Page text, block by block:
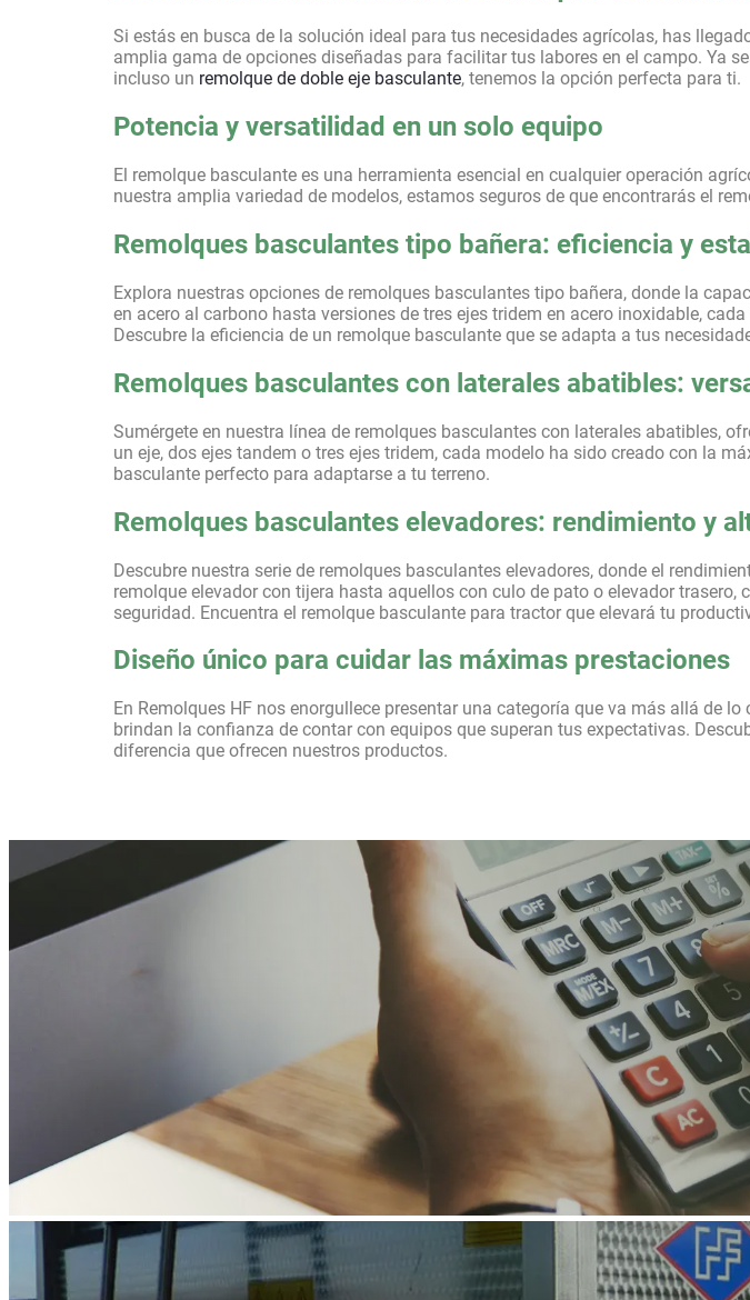
Si estás en busca de la solución ideal para tus necesidades agrícolas, has
amplia gama de opciones diseñadas para facilitar tus labores en el campo. Ya
incluso un remolque de doble eje basculante, tenemos la opción perfecta para ti.
Potencia y versatilidad en un solo equipo
El remolque basculante es una herramienta esencial en cualquier operación
nuestra amplia variedad de modelos, estamos seguros de que encontrarás el
Remolques basculantes tipo bañera: eficiencia y
Explora nuestras opciones de remolques basculantes tipo bañera, donde la
en acero al carbono hasta versiones de tres ejes tridem en acero inoxidable,
Descubre la eficiencia de un remolque basculante que se adapta a tus
Remolques basculantes con laterales abatibles:
Sumérgete en nuestra línea de remolques basculantes con laterales abatibles,
un eje, dos ejes tandem o tres ejes tridem, cada modelo ha sido creado con la
basculante perfecto para adaptarse a tu terreno.
Remolques basculantes elevadores: rendimiento y
Descubre nuestra serie de remolques basculantes elevadores, donde el
remolque elevador con tijera hasta aquellos con culo de pato o elevador
seguridad. Encuentra el remolque basculante para tractor que elevará tu
Diseño único para cuidar las máximas prestaciones
En Remolques HF nos enorgullece presentar una categoría que va más allá de
brindan la confianza de contar con equipos que superan tus expectativas.
diferencia que ofrecen nuestros productos.